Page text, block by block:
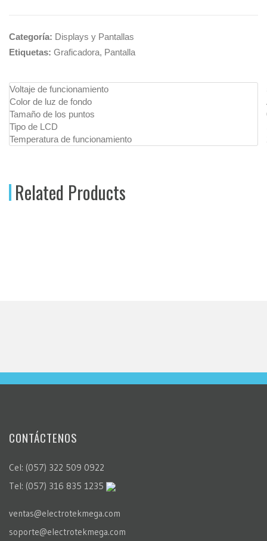
Categoría: Displays y Pantallas
Etiquetas: Graficadora, Pantalla
Voltaje de funcionamiento
Color de luz de fondo
Tamaño de los puntos
Tipo de LCD
Temperatura de funcionamiento
Related Products
CONTÁCTENOS
Cel: (057) 322 509 0922
Tel: (057) 316 835 1235
ventas@electrotekmega.com
soporte@electrotekmega.com